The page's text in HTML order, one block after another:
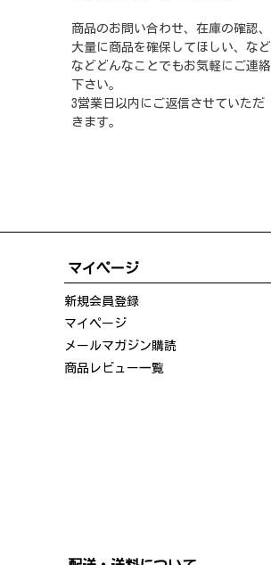
商品のお問い合わせ、在庫の確認、
大量に商品を確保してほしい、など
などどんなことでもお気軽にご連絡
下さい。
3営業日以内にご返信させていただ
きます。
マイページ
新規会員登録
マイページ
メールマガジン購読
商品レビュー一覧